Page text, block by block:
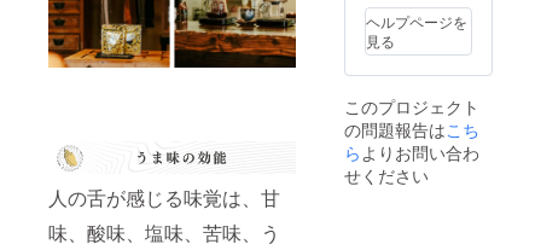
人の舌が感じる味覚は、甘
味、酸味、塩味、苦味、う
休）
※その他
諸経費
につき
まして
ご相談
とさせ
てくだ
さい。
※100 杯
ヘルプページを
見る
このプロジェクト
の問題報告はこち
ら よりお問い合わ
せください